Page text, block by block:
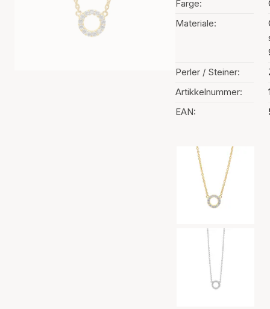
Farge:
Materiale:
Perler / Steiner:
Artikkelnummer:
EAN:
Fargevalg